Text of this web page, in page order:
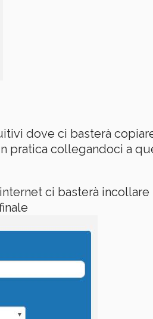
dove ci basterà
pratica collegandoci a
ci basterà incollare